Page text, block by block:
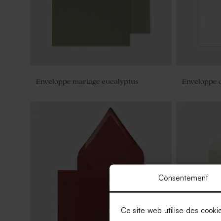
Consentement
Ce site web utilise des
Enveloppe mariage eucalyptus Enveloppe